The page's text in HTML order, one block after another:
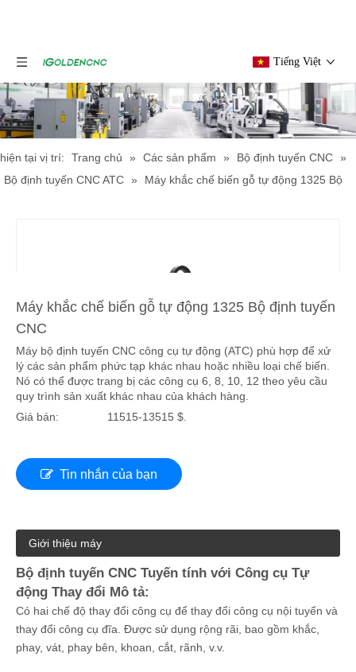
Tiếng Việt
hiện tại vị trí: Trang chủ » Các sản phẩm » Bộ định tuyến CNC »
Bộ định tuyến CNC ATC »
Máy khắc chế biến gỗ tự động 1325 Bộ
Máy khắc chế biến gỗ tự động 1325 Bộ định tuyến
CNC
Máy bộ định tuyến CNC công cụ tự động (ATC) phù hợp để xử
lý các sản phẩm phức tạp khác nhau hoặc nhiều loại chế biến.
Nó có thể được trang bị các công cụ 6, 8, 10, 12 theo yêu cầu
quy trình sản xuất khác nhau của khách hàng.
Giá bán:
11515-13515 $.
Tin nhắn của bạn
Giới thiệu máy
Bộ định tuyến CNC Tuyến tính với Công cụ Tự
động Thay đổi Mô tả:
Có hai chế độ thay đổi công cụ để thay đổi công cụ nội tuyến và
thay đổi công cụ đĩa. Được sử dụng rộng rãi, bao gồm khắc,
phay, vát, phay bên, khoan, cắt, rãnh, v.v.